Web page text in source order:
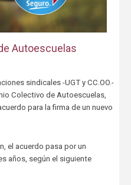
Autoescuelas
sindicales -UGT y CC.OO.-
Colectivo de Autoescuelas,
para la firma de un nuevo
el acuerdo pasa por un
años, según el siguiente